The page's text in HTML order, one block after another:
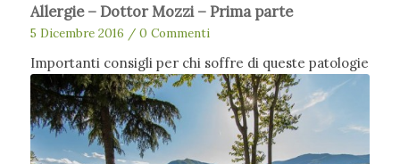
Allergie – Dottor Mozzi – Prima parte
5 Dicembre 2016 / 0 Commenti
Importanti consigli per chi soffre di queste patologie